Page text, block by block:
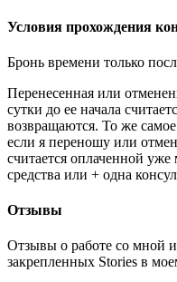
Условия прохождения
Бронь времени только
Перенесенная или
сутки до ее начала
возвращаются. То же
если я переношу или
считается оплаченной
средства или + одна
Отзывы
Отзывы о работе со мной
закрепленных Stories в